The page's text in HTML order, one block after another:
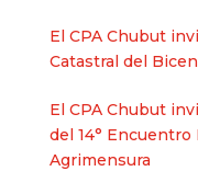
El CPA Chubut
Catastral del
El CPA Chubut
del 14°
Agrimensura